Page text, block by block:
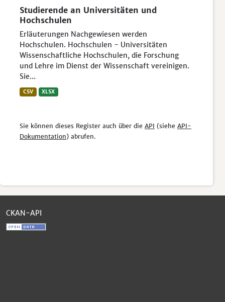
Studierende an Universitäten und
Hochschulen
Erläuterungen Nachgewiesen werden
Hochschulen. Hochschulen - Universitäten
Wissenschaftliche Hochschulen, die Forschung
und Lehre im Dienst der Wissenschaft vereinigen.
Sie...
CSV XLSX
Sie können dieses Register auch über die API (siehe API-
Dokumentation) abrufen.
CKAN-API